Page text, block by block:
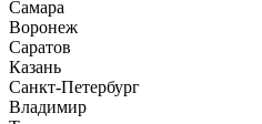
Самара
Воронеж
Саратов
Казань
Санкт-Петербург
Владимир